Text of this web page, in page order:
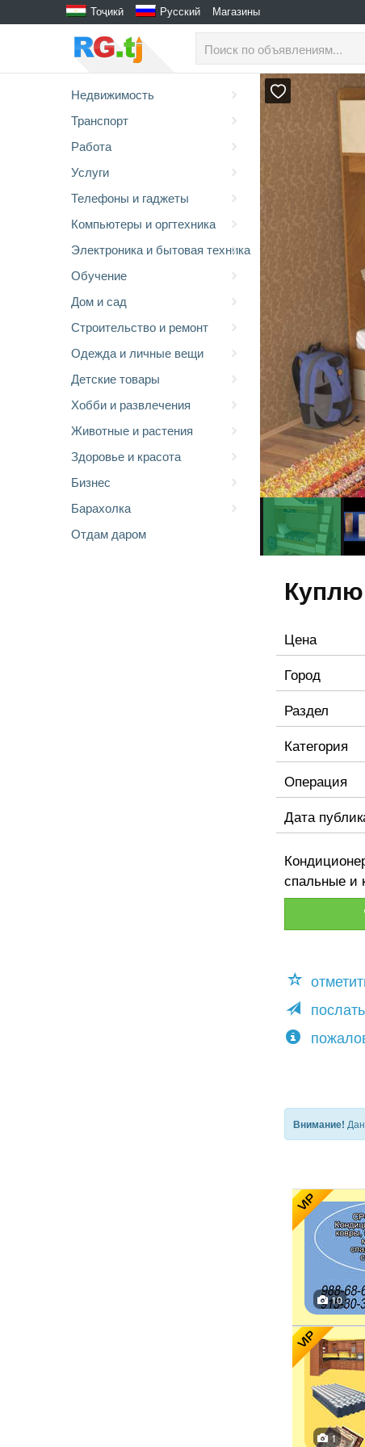
Тоҷикӣ Русский Магазины
Недвижимость
Транспорт
Работа
Услуги
Телефоны и гаджеты
Компьютеры и оргтехника
Электроника и бытовая техника
Обучение
Дом и сад
Строительство и ремонт
Одежда и личные вещи
Детские товары
Хобби и развлечения
Животные и растения
Здоровье и красота
Бизнес
Барахолка
Отдам даром
Цена
Город
Раздел
Категория
Операция
Дата
спальные и
Внимание!
VIP
10
VIP
1